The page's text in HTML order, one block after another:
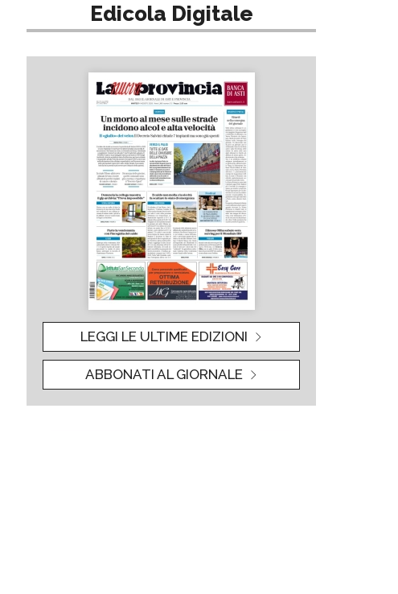
Edicola Digitale
LEGGI LE ULTIME EDIZIONI
ABBONATI AL GIORNALE